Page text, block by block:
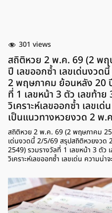
301 views
สถิติหวย 2 พ.ค. 69 (2 พ
ปี เลขออกซ้ำ เลขเด่นงว
2 พฤษภาคม ย้อนหลัง 20
ที่ 1 เลขหน้า 3 ตัว เลขท้า
วิเคราะห์เลขออกซ้ำ เลขเ
เป็นแนวทางหวยงวด 2 พ.
สถิติหวย 2 พ.ค. 69 (2 พฤษภาคม
เด่นงวดนี้ 2/5/69 สรุปสถิติหวยงวด
2549) รวมรางวัลที่ 1 เลขหน้า 3 ตัว
วิเคราะห์เลขออกซ้ำ เลขเด่น ความน่